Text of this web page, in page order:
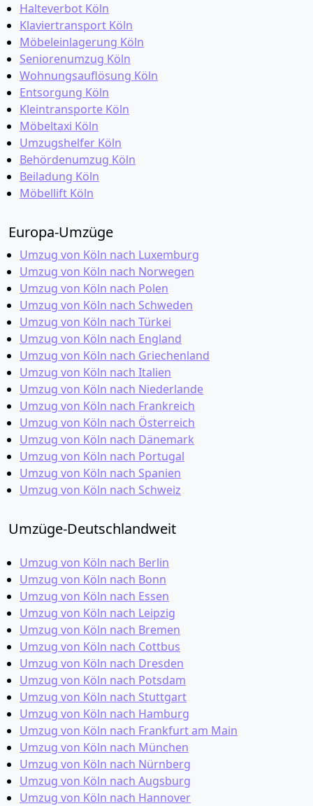
Halteverbot Köln
Klaviertransport Köln
Möbeleinlagerung Köln
Seniorenumzug Köln
Wohnungsauflösung Köln
Entsorgung Köln
Kleintransporte Köln
Möbeltaxi Köln
Umzugshelfer Köln
Behördenumzug Köln
Beiladung Köln
Möbellift Köln
Europa-Umzüge
Umzug von Köln nach Luxemburg
Umzug von Köln nach Norwegen
Umzug von Köln nach Polen
Umzug von Köln nach Schweden
Umzug von Köln nach Türkei
Umzug von Köln nach England
Umzug von Köln nach Griechenland
Umzug von Köln nach Italien
Umzug von Köln nach Niederlande
Umzug von Köln nach Frankreich
Umzug von Köln nach Österreich
Umzug von Köln nach Dänemark
Umzug von Köln nach Portugal
Umzug von Köln nach Spanien
Umzug von Köln nach Schweiz
Umzüge-Deutschlandweit
Umzug von Köln nach Berlin
Umzug von Köln nach Bonn
Umzug von Köln nach Essen
Umzug von Köln nach Leipzig
Umzug von Köln nach Bremen
Umzug von Köln nach Cottbus
Umzug von Köln nach Dresden
Umzug von Köln nach Potsdam
Umzug von Köln nach Stuttgart
Umzug von Köln nach Hamburg
Umzug von Köln nach Frankfurt am Main
Umzug von Köln nach München
Umzug von Köln nach Nürnberg
Umzug von Köln nach Augsburg
Umzug von Köln nach Hannover